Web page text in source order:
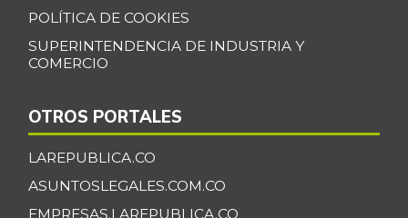
POLÍTICA DE COOKIES
SUPERINTENDENCIA DE INDUSTRIA Y
COMERCIO
OTROS PORTALES
LAREPUBLICA.CO
ASUNTOSLEGALES.COM.CO
EMPRESAS.LAREPUBLICA.CO